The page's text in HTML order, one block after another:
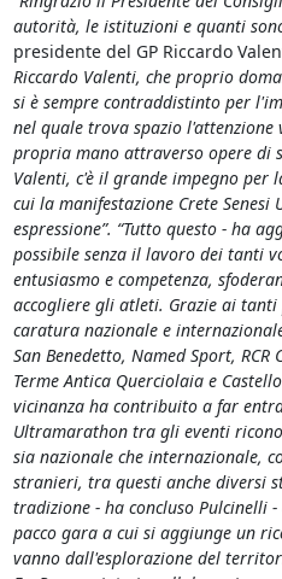
autorità, le istituzioni e quanti
presidente del GP Riccardo
Riccardo Valenti, che proprio
si è sempre contraddistinto per
nel quale trova spazio
propria mano attraverso opere di
Valenti, c'è il grande impegno
cui la manifestazione Crete
espressione”. “Tutto questo - ha
possibile senza il lavoro dei tanti
entusiasmo e competenza,
accogliere gli atleti. Grazie ai
caratura nazionale e
San Benedetto, Named Sport, RCR
Terme Antica Querciolaia e
vicinanza ha contribuito a far
Ultramarathon tra gli eventi
sia nazionale che internazionale,
stranieri, tra questi anche diversi
tradizione - ha concluso Pulcinelli
pacco gara a cui si aggiunge un
vanno dall'esplorazione del